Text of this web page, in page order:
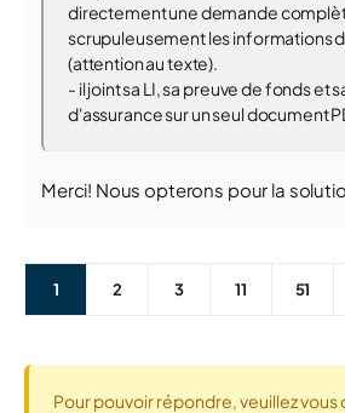
directement une demande
scrupuleusement les informations
(attention au texte).
- il joint sa LI, sa preuve de fonds et
d'assurance sur un seul document
Merci! Nous opterons pour la
1 2 3 11 51
Pour pouvoir répondre, veuillez